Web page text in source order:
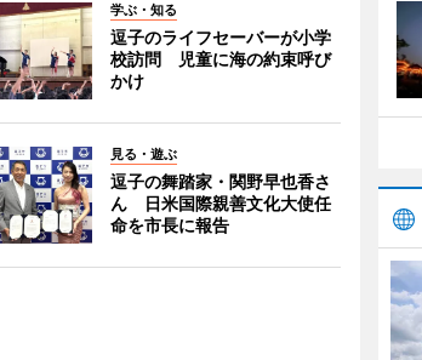
学ぶ・知る
逗子のライフセーバーが小学
校訪問 児童に海の約束呼び
かけ
見る・遊ぶ
逗子の舞踏家・関野早也香さ
ん 日米国際親善文化大使任
命を市長に報告